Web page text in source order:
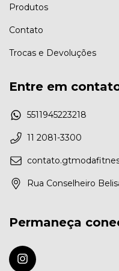
Produtos
Contato
Trocas e Devoluções
Entre em
5511945223218
11 2081-3300
Rua Conselheiro
Permaneça